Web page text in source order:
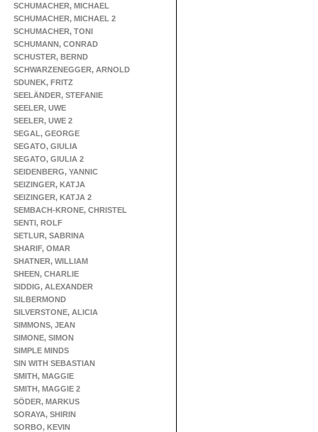
SCHUMACHER, MICHAEL
SCHUMACHER, MICHAEL 2
SCHUMACHER, TONI
SCHUMANN, CONRAD
SCHUSTER, BERND
SCHWARZENEGGER, ARNOLD
SDUNEK, FRITZ
SEELÄNDER, STEFANIE
SEELER, UWE
SEELER, UWE 2
SEGAL, GEORGE
SEGATO, GIULIA
SEGATO, GIULIA 2
SEIDENBERG, YANNIC
SEIZINGER, KATJA
SEIZINGER, KATJA 2
SEMBACH-KRONE, CHRISTEL
SENTI, ROLF
SETLUR, SABRINA
SHARIF, OMAR
SHATNER, WILLIAM
SHEEN, CHARLIE
SIDDIG, ALEXANDER
SILBERMOND
SILVERSTONE, ALICIA
SIMMONS, JEAN
SIMONE, SIMON
SIMPLE MINDS
SIN WITH SEBASTIAN
SMITH, MAGGIE
SMITH, MAGGIE 2
SÖDER, MARKUS
SORAYA, SHIRIN
SORBO, KEVIN